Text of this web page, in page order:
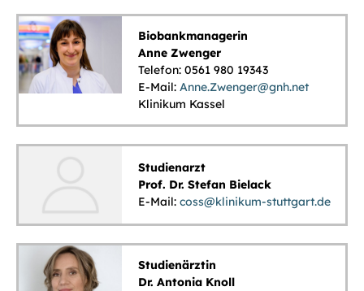
Biobankmanagerin
Anne Zwenger
Telefon: 0561 980 19343
E-Mail:Anne.Zwenger@gnh.net
Klinikum Kassel
Studienarzt
Prof. Dr. Stefan Bielack
E-Mail:coss@klinikum-stuttgart.de
Studienärztin
Dr. Antonia Knoll